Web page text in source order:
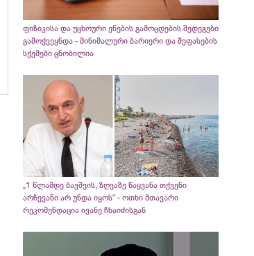
ფიზიკისა და უცხოური ენების გამოცდების შედეგები
გამოქვეყნდა - მინიმალური ბარიერი და შეფასების
სქემები ცნობილია
„1 წლამდე ბავშვის, ზღვაზე წაყვანა თქვენი
არჩევანი არ უნდა იყოს“ - ოთხი მთავარი
რეკომენდაცია ივანე ჩხაიძისგან